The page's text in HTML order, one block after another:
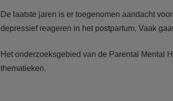
De laatste jaren is er toegenomen aandacht
depressief reageren in het postpartum. Vaak
Het onderzoeksgebied van de Parental Mental
thematieken.